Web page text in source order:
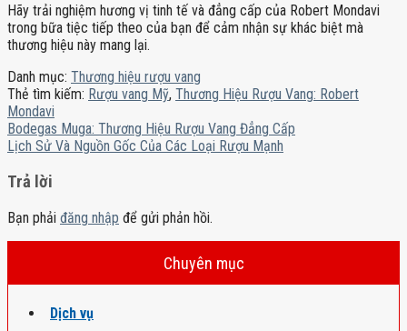
Hãy trải nghiệm hương vị tinh tế và đẳng cấp của Robert Mondavi
trong bữa tiệc tiếp theo của bạn để cảm nhận sự khác biệt mà
thương hiệu này mang lại.
Danh mục: Thương hiệu rượu vang
Thẻ tìm kiếm: Rượu vang Mỹ, Thương Hiệu Rượu Vang: Robert
Mondavi
Bodegas Muga: Thương Hiệu Rượu Vang Đẳng Cấp
Lịch Sử Và Nguồn Gốc Của Các Loại Rượu Mạnh
Trả lời
Bạn phải đăng nhập để gửi phản hồi.
Chuyên mục
Dịch vụ